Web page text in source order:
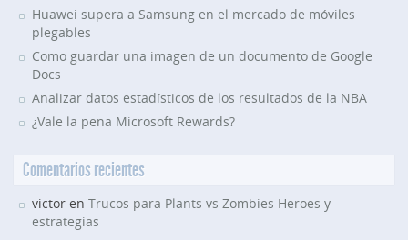
Huawei supera a Samsung en el mercado de móviles
plegables
Como guardar una imagen de un documento de Google
Docs
Analizar datos estadísticos de los resultados de la NBA
¿Vale la pena Microsoft Rewards?
Comentarios recientes
victor en Trucos para Plants vs Zombies Heroes y
estrategias